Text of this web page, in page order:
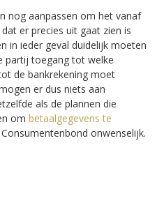
nog aanpassen om het vanaf
er precies uit gaat zien is
in ieder geval duidelijk moeten
partij toegang tot welke
de bankrekening moet
er dus niets aan
als de plannen die
ombetaalgegevens te
onwenselijk.